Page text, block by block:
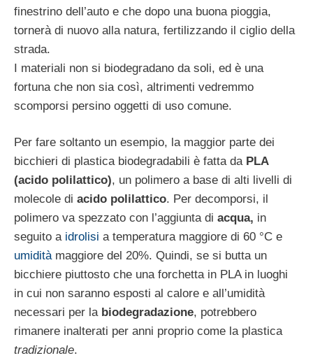
finestrino dell’auto e che dopo una buona pioggia,
tornerà di nuovo alla natura, fertilizzando il ciglio della
strada.
I materiali non si biodegradano da soli, ed è una
fortuna che non sia così, altrimenti vedremmo
scomporsi persino oggetti di uso comune.
Per fare soltanto un esempio, la maggior parte dei
bicchieri di plastica biodegradabili è fatta daPLA
(acido polilattico), un polimero a base di alti livelli di
molecole di acido polilattico. Per decomporsi, il
polimero va spezzato con l’aggiunta di acqua, in
seguito a idrolisi a temperatura maggiore di 60 °C e
umiditàmaggiore del 20%. Quindi, se si butta un
bicchiere piuttosto che una forchetta in PLA in luoghi
in cui non saranno esposti al calore e all’umidità
necessari per la biodegradazione, potrebbero
rimanere inalterati per anni proprio come la plastica
tradizionale.